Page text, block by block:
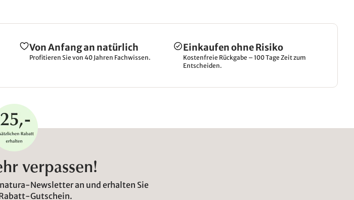
Von Anfang an natürlich
Profitieren Sie von 40 Jahren Fachwissen.
Einkaufen ohne Risiko
Kostenfreie Rückgabe – 100 Tage Zeit zum
Entscheiden.
verpassen!
Newsletter an und erhalten Sie
Gutschein.